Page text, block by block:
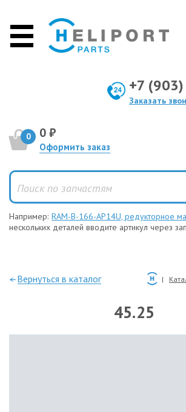
+7
Заказать
0 0 ₽
Оформить заказ
Например: RAM-B-166-AP14U, редукторное
нескольких деталей вводите артикул через
—Вернуться в каталог
45.25